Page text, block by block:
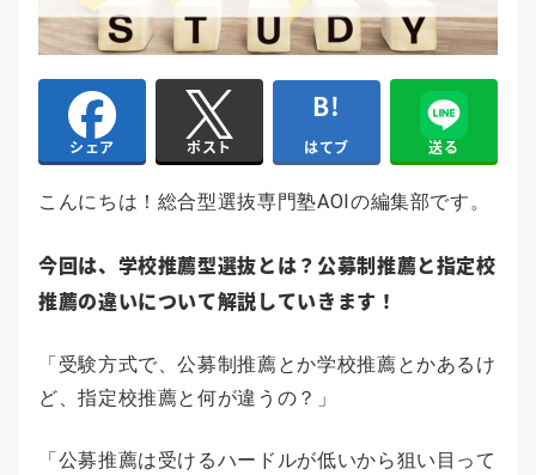
シェア ポスト はてブ 送る
こんにちは！総合型選抜専門塾AOIの編集部です。
今回は、学校推薦型選抜とは？公募制推薦と指定校
推薦の違いについて解説していきます！
「受験方式で、公募制推薦とか学校推薦とかあるけ
ど、指定校推薦と何が違うの？」
「公募推薦は受けるハードルが低いから狙い目って